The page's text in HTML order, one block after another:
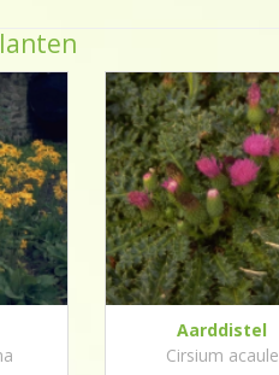
Aarddistel
Cirsium acaule